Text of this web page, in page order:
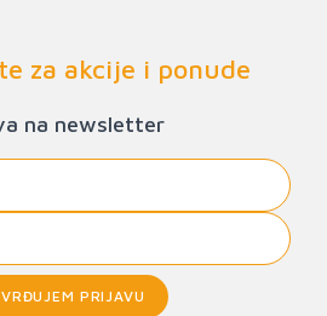
za akcije i ponude
na newsletter
PRIJAVU